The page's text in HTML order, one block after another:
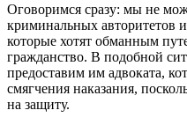
Оговоримся сразу: мы не
криминальных авторитетов
которые хотят обманным
гражданство. В подобной
предоставим им адвоката,
смягчения наказания,
на защиту.